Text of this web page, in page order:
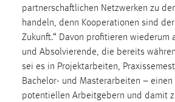
partnerschaftlichen Netzwerken zu
handeln, denn Kooperationen sind
Zukunft.“ Davon profitieren wiederum
und Absolvierende, die bereits
sei es in Projektarbeiten,
Bachelor- und Masterarbeiten – einen
potentiellen Arbeitgebern und damit
Login
Name:
fe_user, be_user, be_lastLoginProvider
Zweck:
Dieser Cookie ist notwendig um sich